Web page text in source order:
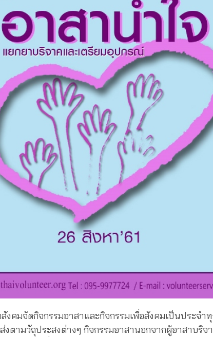
งคมจัดกิจกรรมอาสาและกิจกรรมเพื่อสังคมเป็นประจำ
งตามวัถุประสงต่างๆ กิจกรรมอาสานอกจากผู้อาสาบริจ